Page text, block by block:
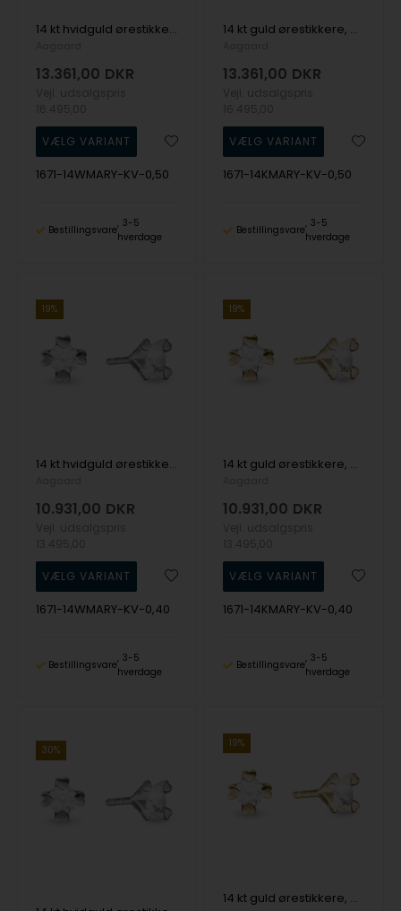
14 kt hvidguld ørestikkere, Mary serien by Aagaard med ialt 1,00 ct labgrown diamanter
13.361,00 DKR
1671-14WMARY-KV-0,50
Bestillingsvare
3-5
hverdage
14 kt guld ørestikkere, Mary serien by Aagaard med ialt 1,00 ct labgrown diamanter
13.361,00 DKR
1671-14KMARY-KV-0,50
Bestillingsvare
3-5
hverdage
19%
14 kt hvidguld ørestikkere, Mary serien by Aagaard med ialt 0,80 ct labgrown diamanter
10.931,00 DKR
1671-14WMARY-KV-0,40
Bestillingsvare
3-5
hverdage
19%
14 kt guld ørestikkere, Mary serien by Aagaard med ialt 0,80 ct labgrown diamanter
10.931,00 DKR
1671-14KMARY-KV-0,40
Bestillingsvare
3-5
hverdage
30%
19%
14 kt guld ørestikkere, Mary serien by Aagaard med ialt 0,25 ct labgrown diamanter